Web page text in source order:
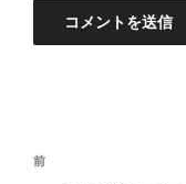
過
前